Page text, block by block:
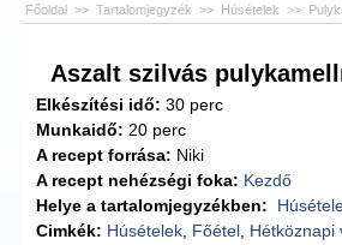
Főoldal >> Tartalomjegyzék >> Húsételek >>
Aszalt szilvás
Elkészítési idő: 30 perc
Munkaidő: 20 perc
A recept forrása: Niki
A recept nehézségi foka: Kezdő
Helye a tartalomjegyzékben:
Cimkék: Húsételek Főétel Hétköznapi